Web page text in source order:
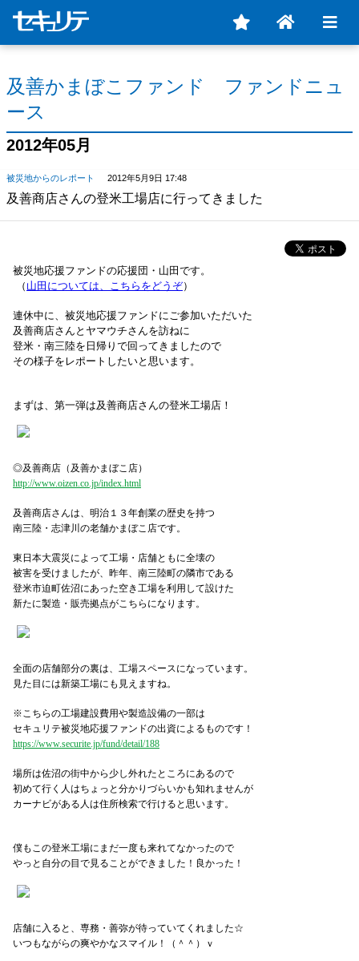
及善かまぼこファンド ファンドニュ
ース
2012年05月
被災地からのレポート 2012年5月9日 17:48
及善商店さんの登米工場店に行ってきました
被災地応援ファンドの応援団・山田です。
（ 山田については、こちらをどうぞ）
連休中に、被災地応援ファンドにご参加いただいた
及善商店さんとヤマウチさんを訪ねに
登米・南三陸を日帰りで回ってきましたので
その様子をレポートしたいと思います。
まずは、第一弾は及善商店さんの登米工場店！
◎及善商店（及善かまぼこ店）
http://www.oizen.co.jp/index.html
及善商店さんは、明治１３年創業の歴史を持つ
南三陸・志津川の老舗かまぼこ店です。
東日本大震災によって工場・店舗ともに全壊の
被害を受けましたが、昨年、南三陸町の隣市である
登米市迫町佐沼にあった空き工場を利用して設けた
新たに製造・販売拠点がこちらになります。
全面の店舗部分の裏は、工場スペースになっています。
見た目には新築工場にも見えますね。
※こちらの工場建設費用や製造設備の一部は
セキュリテ被災地応援ファンドの出資によるものです！
https://www.securite.jp/fund/detail/188
場所は佐沼の街中から少し外れたところにあるので
初めて行く人はちょっと分かりづらいかも知れませんが
カーナビがある人は住所検索で行けると思います。
僕もこの登米工場にまだ一度も来れてなかったので
やっと自分の目で見ることができました！良かった！
店舗に入ると、専務・善弥が待っていてくれました☆
いつもながらの爽やかなスマイル！（＾＾）ｖ